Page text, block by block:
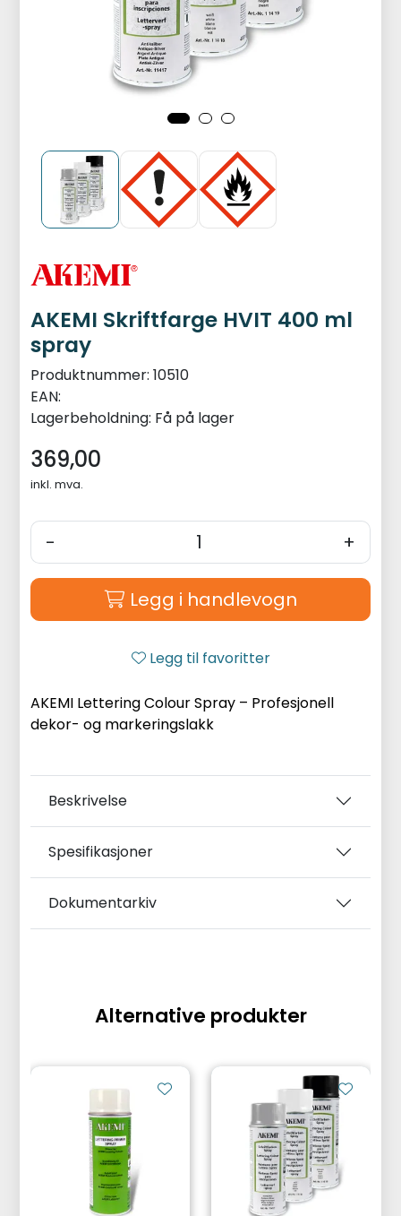
AKEMI Skriftfarge HVIT 400 ml
spray
Produktnummer: 10510
EAN:
Lagerbeholdning: Få på lager
369,00
inkl. mva.
- +
Legg i handlevogn
Legg til favoritter
AKEMI Lettering Colour Spray – Profesjonell
dekor- og markeringslakk
Beskrivelse
Spesifikasjoner
Dokumentarkiv
Alternative produkter